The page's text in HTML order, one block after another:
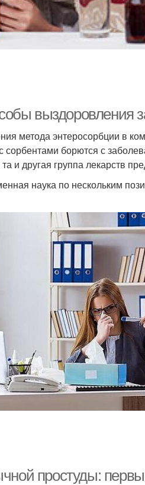
выздоровления
метода энтеросорбции в
борются с
и другая группа лекарств
наука по нескольким
простуды: